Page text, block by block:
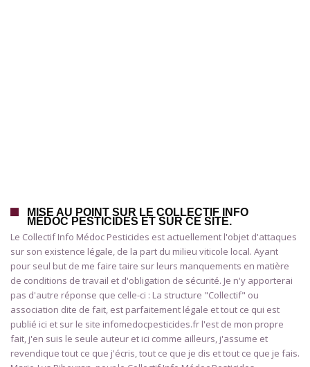
MISE AU POINT SUR LE COLLECTIF INFO
MÉDOC PESTICIDES ET SUR CE SITE.
Le Collectif Info Médoc Pesticides est actuellement l'objet d'attaques
sur son existence légale, de la part du milieu viticole local. Ayant
pour seul but de me faire taire sur leurs manquements en matière
de conditions de travail et d'obligation de sécurité. Je n'y apporterai
pas d'autre réponse que celle-ci : La structure "Collectif" ou
association dite de fait, est parfaitement légale et tout ce qui est
publié ici et sur le site infomedocpesticides.fr l'est de mon propre
fait, j'en suis le seule auteur et ici comme ailleurs, j'assume et
revendique tout ce que j'écris, tout ce que je dis et tout ce que je fais.